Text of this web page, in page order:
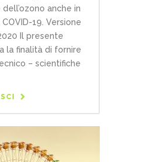
anche in
19. Versione
Il presente
la finalità di fornire
– scientifiche